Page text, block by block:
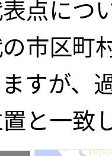
点につ
市区町
すが、
と一致